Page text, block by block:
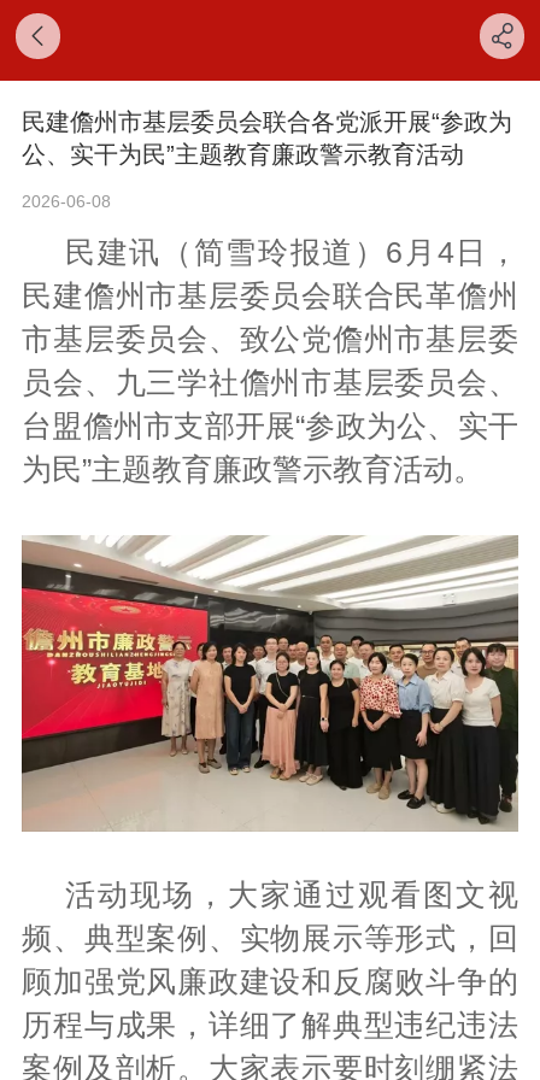
民建儋州市基层委员会联合各党派开展“参政为
公、实干为民”主题教育廉政警示教育活动
2026-06-08
民建讯（简雪玲报道）6月4日，
民建儋州市基层委员会联合民革儋州
市基层委员会、致公党儋州市基层委
员会、九三学社儋州市基层委员会、
台盟儋州市支部开展“参政为公、实干
为民”主题教育廉政警示教育活动。
活动现场，大家通过观看图文视
频、典型案例、实物展示等形式，回
顾加强党风廉政建设和反腐败斗争的
历程与成果，详细了解典型违纪违法
案例及剖析。大家表示要时刻绷紧法